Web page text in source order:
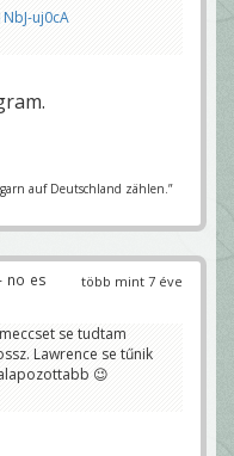
uj0cA
auf Deutschland zählen.”
több mint 7 éve
es
se tudtam
Lawrence se tűnik
😉